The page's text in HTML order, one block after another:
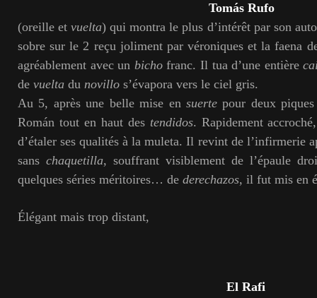
Tomás Rufo
(oreille etvuelta) qui montra le plus d’intérêt par son
sobre sur le 2 reçu joliment par véroniques et la faena
agréablement avec un bichofranc. Il tua d’une entière
de vuelta du novillo s’évapora vers le ciel gris.
Au 5, après une belle mise en suerte pour deux
Román tout en haut destendidos. Rapidement
d’étaler ses qualités à la muleta. Il revint de l’infirmerie
sans chaquetilla, souffrant visiblement de l’épaule
quelques séries méritoires… de derechazos, il fut mis en
Élégant mais trop distant,
El Rafi